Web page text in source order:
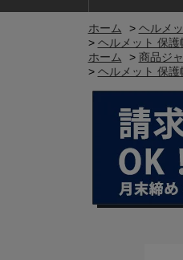
ホーム > ヘルメ
> ヘルメット 保
ホーム
> 商品ジ
> ヘルメット 保